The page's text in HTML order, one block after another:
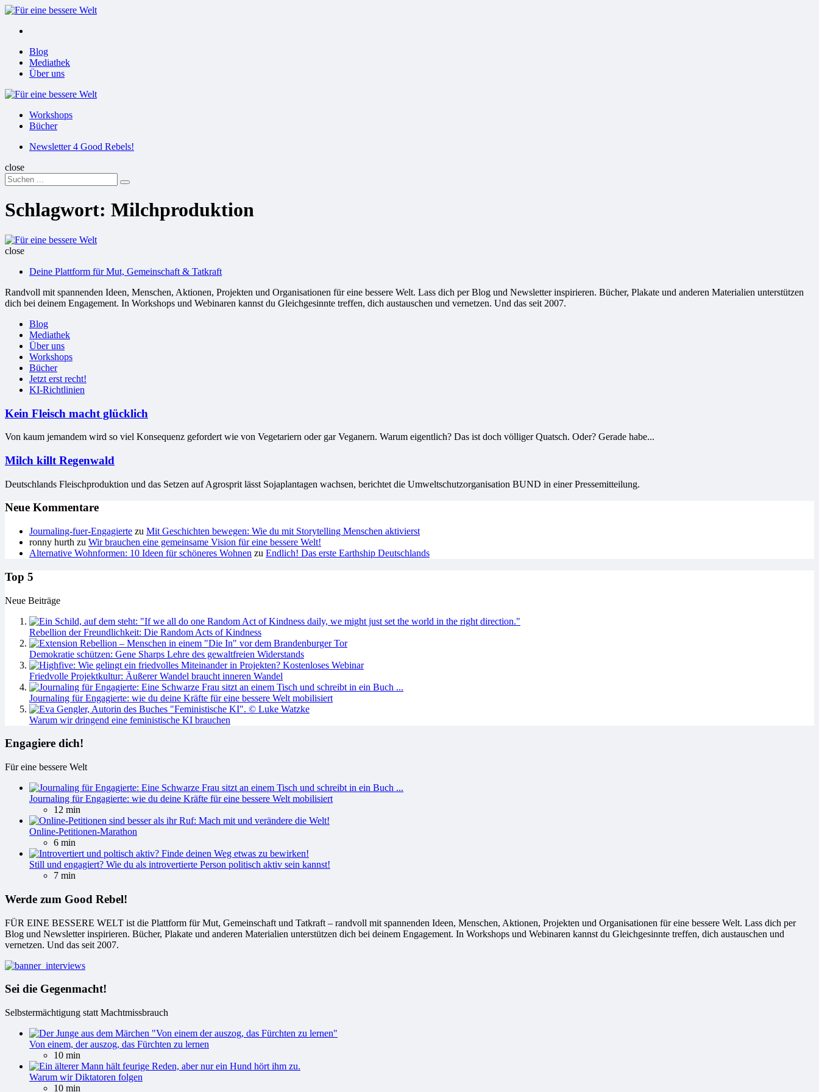
Menu
Menu
Blog
Mediathek
Über uns
Für
Workshops
Bücher
SuchenNewsletter 4 Good Rebels!
close
Search
for:
Suchen
Schlagwort: Milchproduktion
Für
Welt
close
Deine Plattform für Mut, Gemeinschaft & Tatkraft
Randvoll mit spannenden Ideen, Menschen, Aktionen, Projekten und Organisationen für eine bessere Welt. Lass dich per Blog und Newsletter inspirieren. Bücher, Plakate und anderen Materialien unterstützen
dich bei deinem Engagement. In Workshops und Webinaren kannst du Gleichgesinnte treffen, dich austauschen und vernetzen. Und das seit 2007.
Blog
Mediathek
Über uns
Workshops
Bücher
Jetzt erst recht!
KI-Richtlinien
Kein Fleisch macht glücklich
Von kaum jemandem wird so viel Konsequenz gefordert wie von Vegetariern oder gar Veganern. Warum eigentlich? Das ist doch völliger Quatsch. Oder? Gerade habe...
Milch killt Regenwald
Deutschlands Fleischproduktion und das Setzen auf Agrosprit lässt Sojaplantagen wachsen, berichtet die Umweltschutzorganisation BUND in einer Pressemitteilung.
Neue Kommentare
Journaling-fuer-Engagierte zu Mit Geschichten bewegen: Wie du mit Storytelling Menschen aktivierst
ronny hurth zu Wir brauchen eine gemeinsame Vision für eine bessere Welt!
Alternative Wohnformen: 10 Ideen für schöneres Wohnen zu Endlich! Das erste Earthship Deutschlands
Top 5
Neue Beiträge
Rebellion der Freundlichkeit: Die Random Acts of Kindness
Demokratie schützen: Gene Sharps Lehre des gewaltfreien Widerstands
Friedvolle Projektkultur: Äußerer Wandel braucht inneren Wandel
Journaling für Engagierte: wie du deine Kräfte für eine bessere Welt mobilisiert
Warum wir dringend eine feministische KI brauchen
Engagiere dich!
Für eine bessere Welt
Journaling für Engagierte: wie du deine Kräfte für eine bessere Welt mobilisiert
12 min
Online-Petitionen-Marathon
6 min
Still und engagiert? Wie du als introvertierte Person politisch aktiv sein kannst!
7 min
Werde zum Good Rebel!
FÜR EINE BESSERE WELT ist die Plattform für Mut, Gemeinschaft und Tatkraft – randvoll mit spannenden Ideen, Menschen, Aktionen, Projekten und Organisationen für eine bessere Welt. Lass dich per
Blog und Newsletter inspirieren. Bücher, Plakate und anderen Materialien unterstützen dich bei deinem Engagement. In Workshops und Webinaren kannst du Gleichgesinnte treffen, dich austauschen und
vernetzen. Und das seit 2007.
Sei die Gegenmacht!
Selbstermächtigung statt Machtmissbrauch
Von einem, der auszog, das Fürchten zu lernen
10 min
Warum wir Diktatoren folgen
10 min